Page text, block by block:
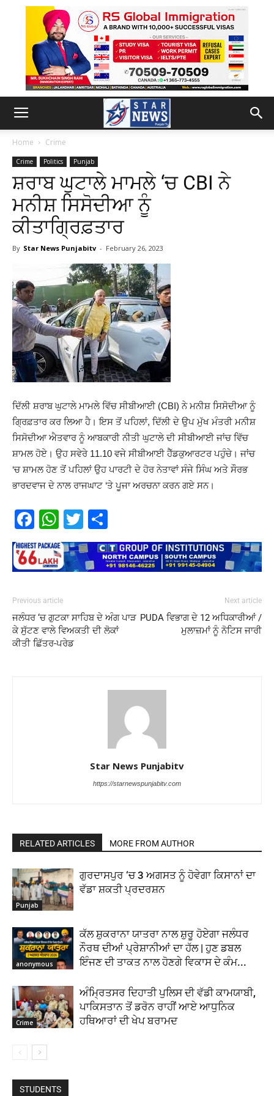
Home Crime
Crime Politics Punjab
ਸ਼ਰਾਬ ਘੁਟਾਲੇ ਮਾਮਲੇ ‘ਚ CBI ਨੇ
ਮਨੀਸ਼ ਸਿਸੋਦੀਆ ਨੂੰ
ਕੀਤਾਗ੍ਰਿਫ਼ਤਾਰ
By Star News Punjabitv - February 26, 2023
ਦਿੱਲੀ ਸ਼ਰਾਬ ਘੁਟਾਲੇ ਮਾਮਲੇ ਵਿੱਚ ਸੀਬੀਆਈ (CBI) ਨੇ ਮਨੀਸ਼ ਸਿਸੋਦੀਆ ਨੂੰ
ਗ੍ਰਿਫ਼ਤਾਰ ਕਰ ਲਿਆ ਹੈ। ਇਸ ਤੋਂ ਪਹਿਲਾਂ, ਦਿੱਲੀ ਦੇ ਉਪ ਮੁੱਖ ਮੰਤਰੀ ਮਨੀਸ਼
ਸਿਸੋਦੀਆ ਐਤਵਾਰ ਨੂੰ ਆਬਕਾਰੀ ਨੀਤੀ ਘੁਟਾਲੇ ਦੀ ਸੀਬੀਆਈ ਜਾਂਚ ਵਿੱਚ
ਸ਼ਾਮਲ ਹੋਏ। ਉਹ ਸਵੇਰੇ 11.10 ਵਜੇ ਸੀਬੀਆਈ ਹੈੱਡਕੁਆਰਟਰ ਪਹੁੰਚੇ। ਜਾਂਚ
‘ਚ ਸ਼ਾਮਲ ਹੋਣ ਤੋਂ ਪਹਿਲਾਂ ਉਹ ਪਾਰਟੀ ਦੇ ਹੋਰ ਨੇਤਾਵਾਂ ਸੰਜੇ ਸਿੰਘ ਅਤੇ ਸੌਰਭ
ਭਾਰਦਵਾਜ ਦੇ ਨਾਲ ਰਾਜਘਾਟ ‘ਤੇ ਪੂਜਾ ਅਰਚਨਾ ਕਰਨ ਗਏ ਸਨ।
Facebook
WhatsApp
Twitter
Previous article
ਜਲੰਧਰ ‘ਚ ਗੁਟਕਾ ਸਾਹਿਬ ਦੇ ਅੰਗ ਪਾੜ
ਕੇ ਸੁੱਟਣ ਵਾਲੇ ਵਿਅਕਤੀ ਦੀ ਲੋਕਾਂ
ਕੀਤੀ ਛਿੱਤਰ-ਪਰੇਡ
Next article
PUDA ਵਿਭਾਗ ਦੇ 12 ਅਧਿਕਾਰੀਆਂ /
ਮੁਲਾਜ਼ਮਾਂ ਨੂੰ ਨੋਟਿਸ ਜਾਰੀ
Star News Punjabitv
https://starnewspunjabitv.com
RELATED ARTICLES MORE FROM AUTHOR
Punjab
ਗੁਰਦਾਸਪੁਰ ‘ਚ 3 ਅਗਸਤ ਨੂੰ ਹੋਵੇਗਾ ਕਿਸਾਨਾਂ ਦਾ
ਵੱਡਾ ਸ਼ਕਤੀ ਪ੍ਰਦਰਸ਼ਨ
anonymous
ਕੱਲ ਸ਼ੁਕਰਾਨਾ ਯਾਤਰਾ ਨਾਲ ਸ਼ੁਰੂ ਹੋਏਗਾ ਜਲੰਧਰ
ਨੌਰਥ ਦੀਆਂ ਪ੍ਰੇਸ਼ਾਨੀਆਂ ਦਾ ਹੱਲ | ਹੁਣ ਡਬਲ
ਇੰਜਣ ਦੀ ਤਾਕਤ ਨਾਲ ਹੋਣਗੇ ਵਿਕਾਸ ਦੇ ਕੰਮ...
Crime
ਅੰਮ੍ਰਿਤਸਰ ਦਿਹਾਤੀ ਪੁਲਿਸ ਦੀ ਵੱਡੀ ਕਾਮਯਾਬੀ,
ਪਾਕਿਸਤਾਨ ਤੋਂ ਡਰੋਨ ਰਾਹੀਂ ਆਏ ਆਧੁਨਿਕ
ਹਥਿਆਰਾਂ ਦੀ ਖੇਪ ਬਰਾਮਦ
STUDENTS